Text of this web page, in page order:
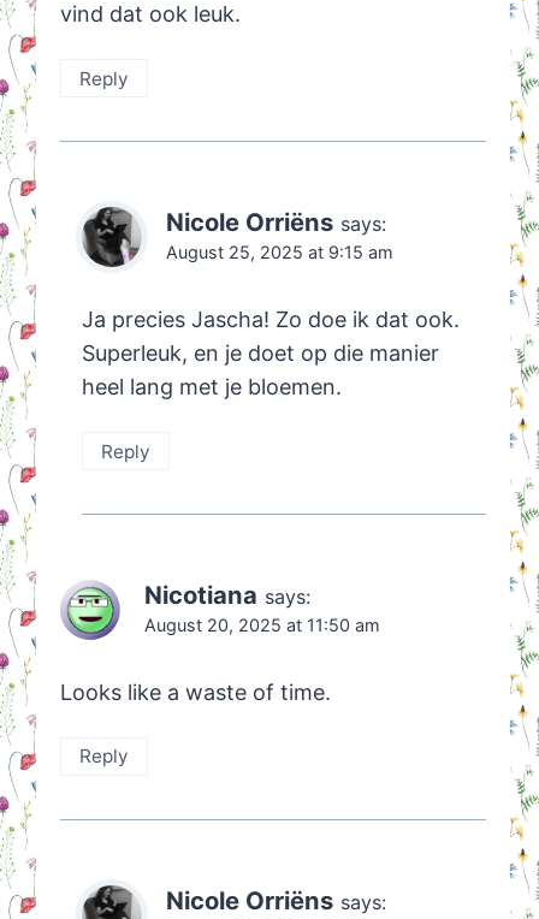
vind dat ook leuk.
Reply
Nicole Orriëns says:
August 25, 2025 at 9:15 am
Ja precies Jascha! Zo doe ik dat ook.
Superleuk, en je doet op die manier
heel lang met je bloemen.
Reply
Nicotiana says:
August 20, 2025 at 11:50 am
Looks like a waste of time.
Reply
Nicole Orriëns says: